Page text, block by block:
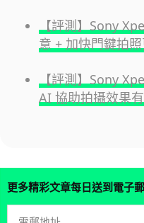
【評測】Sony
意 + 加快門鍵拍
【評測】Sony
AI 協助拍攝效果
更多精彩文章每日送到電子